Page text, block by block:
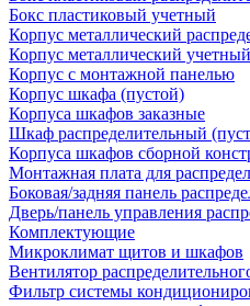
Бокс пластиковый учетный
Корпус металлический
Корпус металлический учетный
Корпус с монтажной панелью
Корпус шкафа (пустой)
Корпуса шкафов заказные
Шкаф распределительный
Корпуса шкафов сборной
Монтажная плата для
Боковая/задняя панель
Дверь/панель управления
Комплектующие
Микроклимат щитов и шкафов
Вентилятор
Фильтр системы